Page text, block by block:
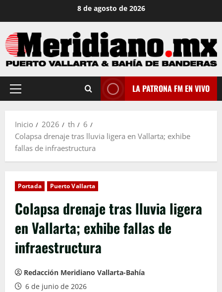
contenido
8 de agosto de 2026
Menú
LA PATRONA FM EN VIVO
Inicio 2026 th
6
Colapsa drenaje tras lluvia ligera en Vallarta; exhibe
fallas de infraestructura
Portada Puerto Vallarta
Colapsa drenaje tras lluvia ligera
en Vallarta; exhibe fallas de
infraestructura
Redacción Meridiano Vallarta-Bahía
6 de junio de 2026